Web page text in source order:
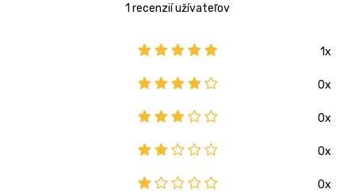
1 recenzií užívateľov
1x
0x
0x
0x
0x